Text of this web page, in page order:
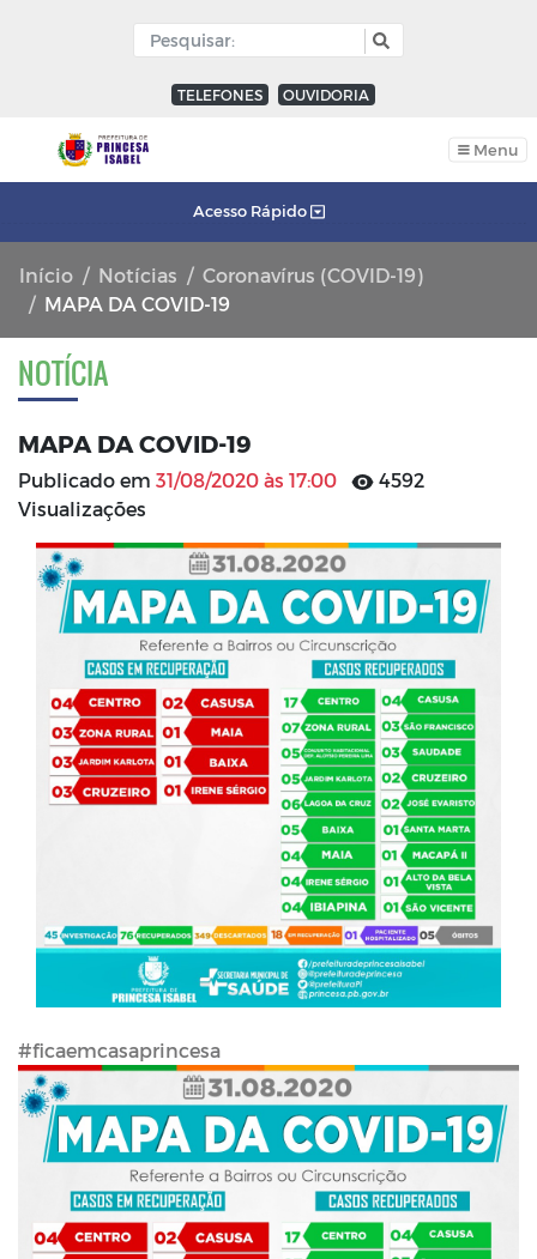
TELEFONES OUVIDORIA
Menu
Acesso Rápido
Início Notícias
Coronavírus (COVID-19)
MAPA DA COVID-19
NOTÍCIA
MAPA DA COVID-19
Publicado em 31/08/2020 às 17:00
4592
Visualizações
#ficaemcasaprincesa